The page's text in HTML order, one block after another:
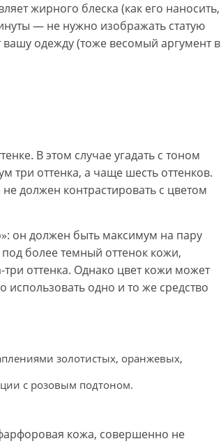
жирного блеска (как его наносить,
— не нужно изображать статую
одежду (тоже весомый аргумент в
В этом случае угадать с тоном
три оттенка, а чаще шесть оттенков.
должен контрастировать с цветом
он должен быть максимум на пару
более темный оттенок кожи,
оттенка. Однако цвет кожи может
одно и то же средство
золотистых, оранжевых,
с розовым подтоном.
кожа, совершенно не